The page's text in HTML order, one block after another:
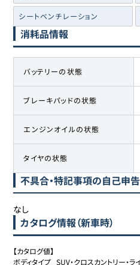
シートベンチレーション
消耗品情報
バッテリーの状態
ブレーキパッドの状態
エンジンオイルの状態
タイヤの状態
不具合・特記事項の自己申告
なし
カタログ情報（新車時）
【カタログ値】
ボディタイプ	SUV・クロスカントリー・ライトクロカン